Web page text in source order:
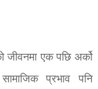
जीवनमा एक पछि अर्को
प्रभाव पनि